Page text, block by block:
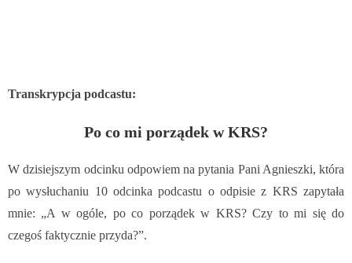
Transkrypcja podcastu:
Po co mi porządek w KRS?
W dzisiejszym odcinku odpowiem na pytania Pani Agnieszki, która
po wysłuchaniu 10 odcinka podcastu o odpisie z KRS zapytała
mnie: „A w ogóle, po co porządek w KRS? Czy to mi się do
czegoś faktycznie przyda?”.